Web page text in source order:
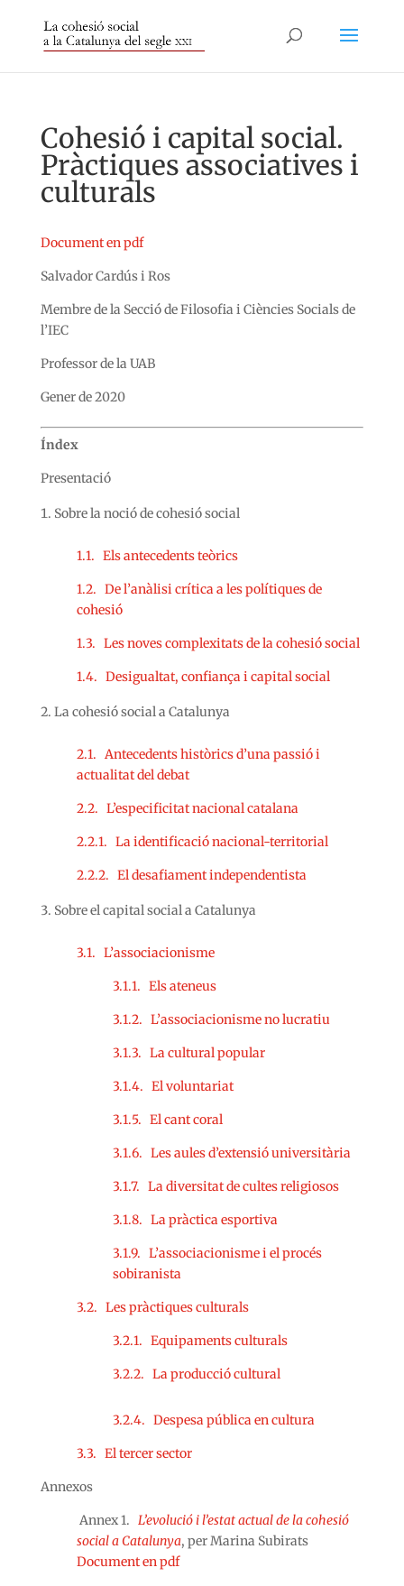
Cohesió i capital social.
Pràctiques associatives i
culturals
Document en pdf
Salvador Cardús i Ros
Membre de la Secció de Filosofia i Ciències Socials de
l’IEC
Professor de la UAB
Gener de 2020
Índex
Presentació
Sobre la noció de cohesió social
1.1. Els antecedents teòrics
1.2. De l’anàlisi crítica a les polítiques de
cohesió
1.3. Les noves complexitats de la cohesió social
1.4. Desigualtat, confiança i capital social
La cohesió social a Catalunya
2.1. Antecedents històrics d’una passió i
actualitat del debat
2.2. L’especificitat nacional catalana
2.2.1. La identificació nacional-territorial
2.2.2. El desafiament independentista
Sobre el capital social a Catalunya
3.1. L’associacionisme
3.1.1. Els ateneus
3.1.2. L’associacionisme no lucratiu
3.1.3. La cultural popular
3.1.4. El voluntariat
3.1.5. El cant coral
3.1.6. Les aules d’extensió universitària
3.1.7. La diversitat de cultes religiosos
3.1.8. La pràctica esportiva
3.1.9. L’associacionisme i el procés
sobiranista
3.2. Les pràctiques culturals
3.2.1. Equipaments culturals
3.2.2. La producció cultural
3.2.4. Despesa pública en cultura
3.3. El tercer sector
Annexos
Annex 1. L’evolució i l’estat actual de la cohesió
social a Catalunya, per Marina Subirats
Document en pdf